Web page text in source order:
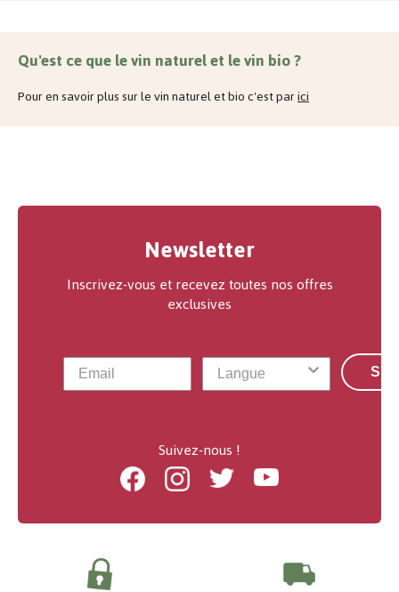
Qu'est ce que le vin naturel et le vin bio ?
Pour en savoir plus sur le vin naturel et bio c'est parici
Newsletter
Inscrivez-vous et recevez toutes nos offres
exclusives
Suivez-nous !
FacebookInstagramTwitter Youtube